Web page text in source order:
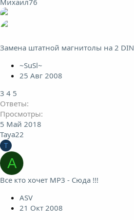
Михаил76
Замена штатной магнитолы на 2 DIN
~SuSl~
25 Авг 2008
3 4 5
Ответы
Просмотры
5 Май 2018
Taya22
T
A
Все кто хочет MP3 - Сюда !!!
ASV
21 Окт 2008